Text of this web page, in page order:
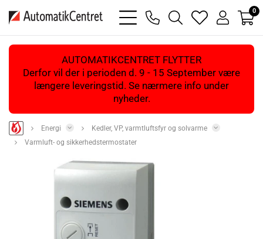
bars
light
phone
magnifying
glass
heart
light
user
light
0
AUTOMATIKCENTRET FLYTTER
Derfor vil der i perioden d. 9 - 15 September være
længere leveringstid. Se nærmere info under
nyheder.
Energi
Kedler, VP, varmtluftsfyr og solvarme
Varmluft- og sikkerhedstermostater